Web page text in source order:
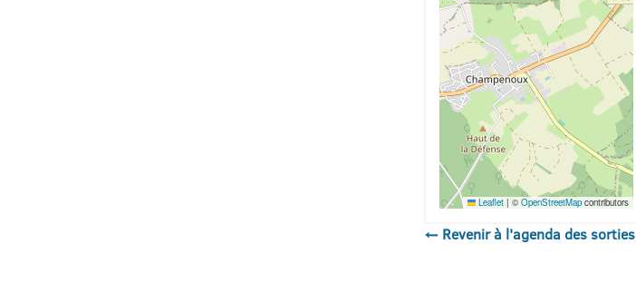
Leaflet | ©OpenStreetMapcontributors
← Revenir à l'agenda des sorties